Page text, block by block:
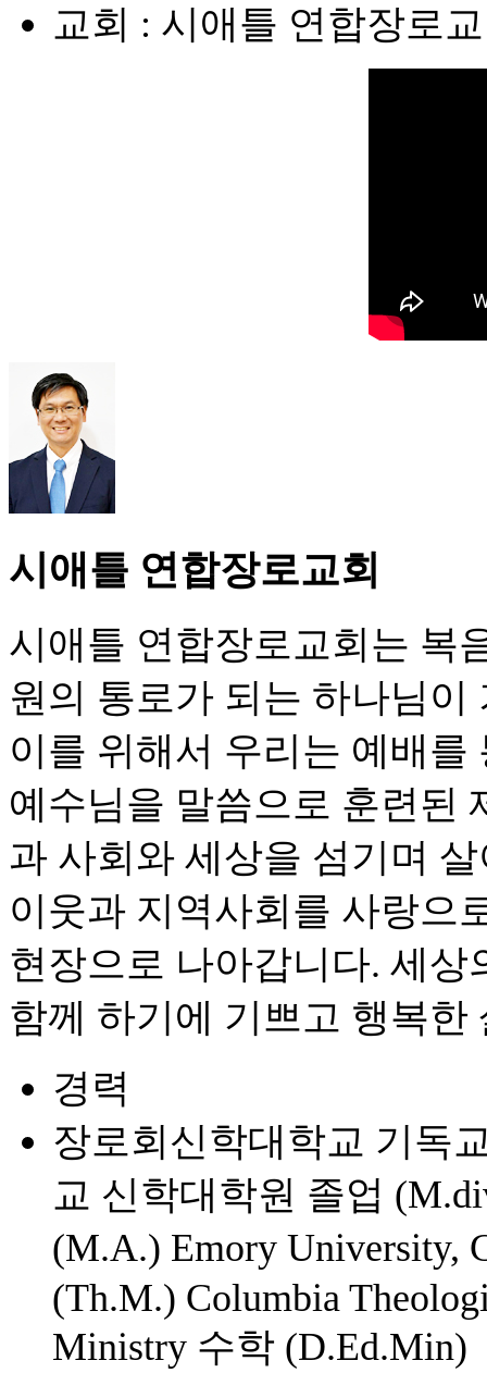
교회 : 시애틀 연합장로
시애틀 연합장로교회
시애틀 연합장로교회는 복
원의 통로가 되는 하나님
이를 위해서 우리는 예배
예수님을 말씀으로 훈련된
과 사회와 세상을 섬기며
이웃과 지역사회를 사랑으
현장으로 나아갑니다. 세
함께 하기에 기쁘고 행복
경력
장로회신학대학교 기독
교 신학대학원 졸업
(M.A.) Emory University,
(Th.M.) Columbia
Ministry 수학 (D.Ed.Min)